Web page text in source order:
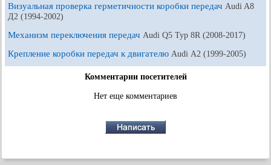
Визуальная проверка герметичности коробки передач Audi A8
Д2 (1994-2002)
Механизм переключения передач Audi Q5 Typ 8R (2008-2017)
Крепление коробки передач к двигателю Audi А2 (1999-2005)
Комментарии посетителей
Нет еще комментариев